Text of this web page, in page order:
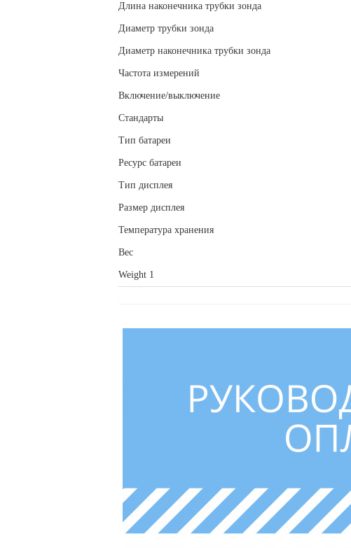
Длина наконечника трубки зонда
Диаметр трубки зонда
Диаметр наконечника трубки зонда
Частота измерений
Включение/выключение
Стандарты
Тип батареи
Ресурс батареи
Тип дисплея
Размер дисплея
Температура хранения
Вес
Weight 1